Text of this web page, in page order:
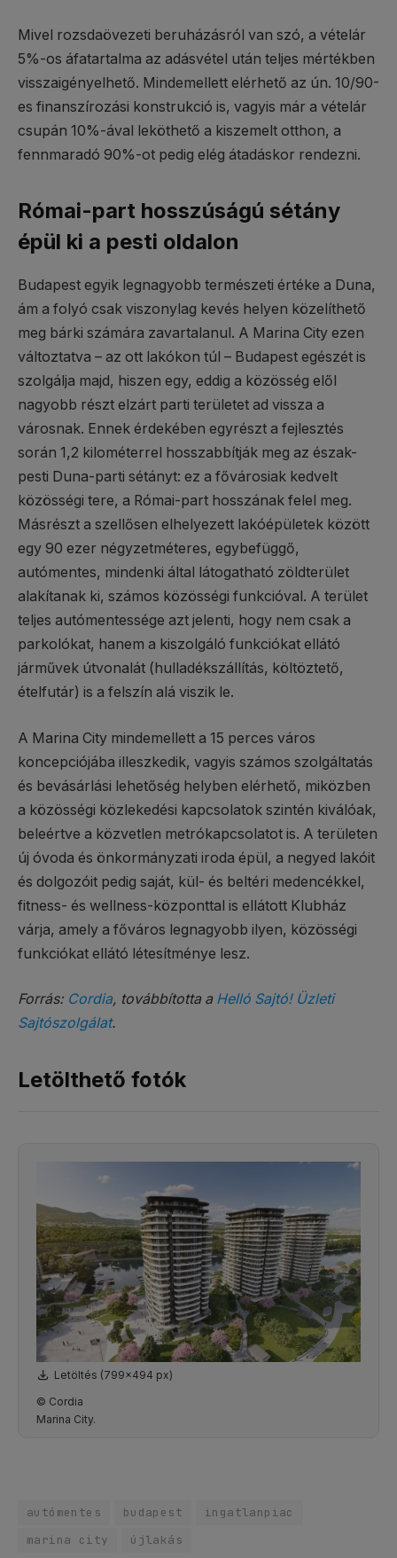
Mivel rozsdaövezeti beruházásról van szó, a vételár
5%-os áfatartalma az adásvétel után teljes mértékben
visszaigényelhető. Mindemellett elérhető az ún. 10/90-
es finanszírozási konstrukció is, vagyis már a vételár
csupán 10%-ával leköthető a kiszemelt otthon, a
fennmaradó 90%-ot pedig elég átadáskor rendezni.
Római-part hosszúságú sétány
épül ki a pesti oldalon
Budapest egyik legnagyobb természeti értéke a Duna,
ám a folyó csak viszonylag kevés helyen közelíthető
meg bárki számára zavartalanul. A Marina City ezen
változtatva – az ott lakókon túl – Budapest egészét is
szolgálja majd, hiszen egy, eddig a közösség elől
nagyobb részt elzárt parti területet ad vissza a
városnak. Ennek érdekében egyrészt a fejlesztés
során 1,2 kilométerrel hosszabbítják meg az észak-
pesti Duna-parti sétányt: ez a fővárosiak kedvelt
közösségi tere, a Római-part hosszának felel meg.
Másrészt a szellősen elhelyezett lakóépületek között
egy 90 ezer négyzetméteres, egybefüggő,
autómentes, mindenki által látogatható zöldterület
alakítanak ki, számos közösségi funkcióval. A terület
teljes autómentessége azt jelenti, hogy nem csak a
parkolókat, hanem a kiszolgáló funkciókat ellátó
járművek útvonalát (hulladékszállítás, költöztető,
ételfutár) is a felszín alá viszik le.
A Marina City mindemellett a 15 perces város
koncepciójába illeszkedik, vagyis számos szolgáltatás
és bevásárlási lehetőség helyben elérhető, miközben
a közösségi közlekedési kapcsolatok szintén kiválóak,
beleértve a közvetlen metrókapcsolatot is. A területen
új óvoda és önkormányzati iroda épül, a negyed lakóit
és dolgozóit pedig saját, kül- és beltéri medencékkel,
fitness- és wellness-központtal is ellátott Klubház
várja, amely a főváros legnagyobb ilyen, közösségi
funkciókat ellátó létesítménye lesz.
Forrás: Cordia, továbbította a Helló Sajtó! Üzleti
Sajtószolgálat.
Letölthető fotók
Letöltés (799x494 px)
© Cordia
Marina City.
autómentes budapest
ingatlanpiac
marina city
újlakás